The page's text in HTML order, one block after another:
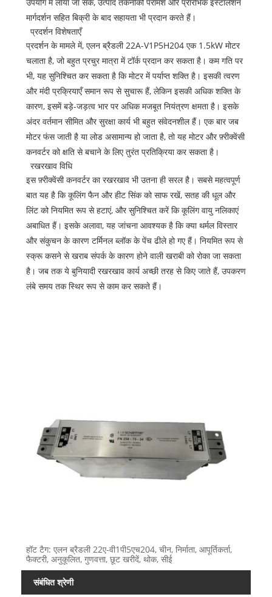
उपयोग में लाया जा सके, उत्पाद तकनीकी परामर्श और प्रारंभिक इंस्टॉलेशन
मार्गदर्शन सहित बिक्री के बाद सहायता भी प्रदान करते हैं।
प्रदर्शन विशेषताएँ
प्रदर्शन के मामले में, एलन ब्रैडली 22A-V1P5H204 एक 1.5kW मोटर
चलाता है, जो बहुत प्रचुर मात्रा में टॉर्क प्रदान कर सकता है। कम गति पर
भी, यह सुनिश्चित कर सकता है कि मोटर में पर्याप्त शक्ति है। इसकी त्वरण
और मंदी प्रक्रियाएँ समान रूप से सुचारू हैं, लेकिन इसकी अधिक शक्ति के
कारण, इसमें बड़े-जड़त्व भार पर अधिक मजबूत नियंत्रण क्षमता है। इसके
अंदर वर्तमान सीमित और सुरक्षा कार्य भी बहुत संवेदनशील हैं। एक बार जब
मोटर फंस जाती है या लोड असामान्य हो जाता है, तो यह मोटर और फ़्रीक्वेंसी
कनवर्टर को क्षति से बचाने के लिए तुरंत प्रतिक्रिया कर सकता है।
रखरखाव विधि
इस फ़्रीक्वेंसी कनवर्टर का रखरखाव भी उतना ही सरल है। सबसे महत्वपूर्ण
बात यह है कि कूलिंग फैन और हीट सिंक को साफ रखें, सतह की धूल और
लिंट को नियमित रूप से हटाएं, और सुनिश्चित करें कि कूलिंग वायु नलिकाएं
अबाधित हैं। इसके अलावा, यह जांचना आवश्यक है कि क्या थर्मल विस्तार
और संकुचन के कारण टर्मिनल ब्लॉक के पेंच ढीले हो गए हैं। नियमित रूप से
स्क्रू कसने से खराब संपर्क के कारण होने वाली खराबी को रोका जा सकता
है। जब तक ये बुनियादी रखरखाव कार्य अच्छी तरह से किए जाते हैं, उपकरण
लंबे समय तक स्थिर रूप से काम कर सकते हैं।
हॉट टैग: एलन ब्रैडली 22ए-वी1पी5एच204, चीन, निर्माता, आपूर्तिकर्ता,
फैक्टरी, अनुकूलित, गुणवत्ता, छूट खरीदें, थोक, सीई
संबंधित श्रेणी